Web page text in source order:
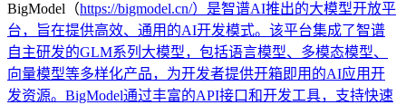
BigModel（https://bigmodel.cn/）是智谱AI推出的大模型开放平
台，旨在提供高效、通用的AI开发模式。该平台集成了智谱
自主研发的GLM系列大模型，包括语言模型、多模态模型、
向量模型等多样化产品，为开发者提供开箱即用的AI应用开
发资源。BigModel通过丰富的API接口和开发工具，支持快速